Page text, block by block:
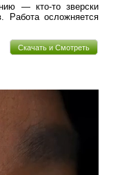
— кто-то зверски
Работа осложняется
Скачать и Смотреть